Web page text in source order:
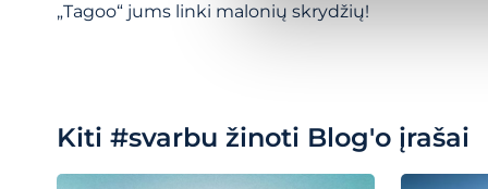
„Tagoo“ jums linki malonių skrydžių!
Kiti #svarbu žinoti Blog'o įrašai